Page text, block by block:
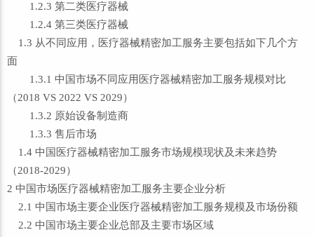
1.2.3 第二类医疗器械
1.2.4 第三类医疗器械
1.3 从不同应用，医疗器械精密加工服务主要包括如下几个方
面
1.3.1 中国市场不同应用医疗器械精密加工服务规模对比
（2018 VS 2022 VS 2029）
1.3.2 原始设备制造商
1.3.3 售后市场
1.4 中国医疗器械精密加工服务市场规模现状及未来趋势
（2018-2029）
2 中国市场医疗器械精密加工服务主要企业分析
2.1 中国市场主要企业医疗器械精密加工服务规模及市场份额
2.2 中国市场主要企业总部及主要市场区域